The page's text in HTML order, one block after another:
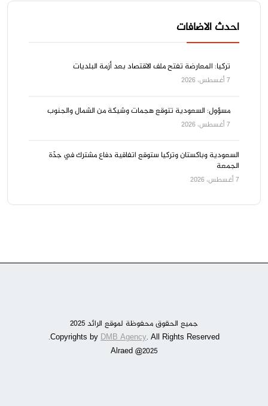
احدث الاضافات
تركيا: المعارضة تفتح ملف الاقتصاد بعد أزمة البلديات
7 أغسطس، 2026
مسؤول: السعودية تتوقع هجمات وشيكة من الشمال والجنوب
7 أغسطس، 2026
السعودية وباكستان وتركيا ستوقع اتفاقية دفاع مشترك في جدّة
الجمعة
7 أغسطس، 2026
جميع الحقوق محفوظة لموقع الرائد 2025
DMB Agency. All Rights Reserved.
Alraed @2025